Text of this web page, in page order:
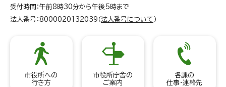
受付時間：午前8時30分から午後5時まで
法人番号：8000020132039（ 法人番号について ）
市役所への
行き方
市役所庁舎の
ご案内
各課の
仕事・連絡先